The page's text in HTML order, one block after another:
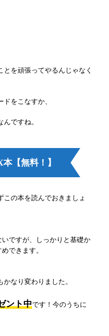
を頑張ってやるんじゃなく
をこなすか、
ですね。
本【無料！】
この本を読んでおきましょ
ですが、しっかりと基礎か
めできます。
かなり変わりました。
ント中です！今のうちに